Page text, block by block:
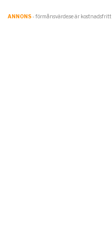
ANNONS- förmånsvärde.se är kostnadsfritt